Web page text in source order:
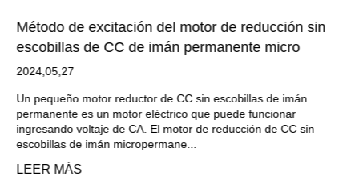
Método de excitación del motor de reducción sin
escobillas de CC de imán permanente micro
2024,05,27
Un pequeño motor reductor de CC sin escobillas de imán
permanente es un motor eléctrico que puede funcionar
ingresando voltaje de CA. El motor de reducción de CC sin
escobillas de imán micropermane...
LEER MÁS